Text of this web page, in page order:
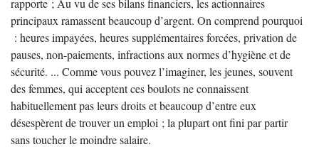
rapporte ; Au vu de ses bilans financiers, les actionnaires
principaux ramassent beaucoup d’argent. On comprend pourquoi
: heures impayées, heures supplémentaires forcées, privation de
pauses, non-paiements, infractions aux normes d’hygiène et de
sécurité. ... Comme vous pouvez l’imaginer, les jeunes, souvent
des femmes, qui acceptent ces boulots ne connaissent
habituellement pas leurs droits et beaucoup d’entre eux
désespèrent de trouver un emploi ; la plupart ont fini par partir
sans toucher le moindre salaire.